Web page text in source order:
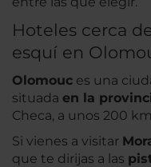
Hoteles cerca
esquí en
Olomouc es una
situada en la
Checa, a unos 200
Si vienes a visitar
que te dirijas a las